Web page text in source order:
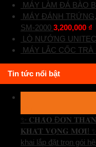
MÁY LÀM ĐÁ BÀO
MÁY ĐÁNH
SM-2000 3,200,000 ₫
LÒ NƯỚNG
MÁY LẮC CỐC
Tin tức nổi bật
✨ 𝐂𝐇𝐀̀𝐎 Đ𝐎́𝐍
𝐊𝐇𝐀́𝐓 𝐕𝐎̣𝐍𝐆 𝐌𝐎̛́𝐈! ✨
khai lắp đặt trọn gói